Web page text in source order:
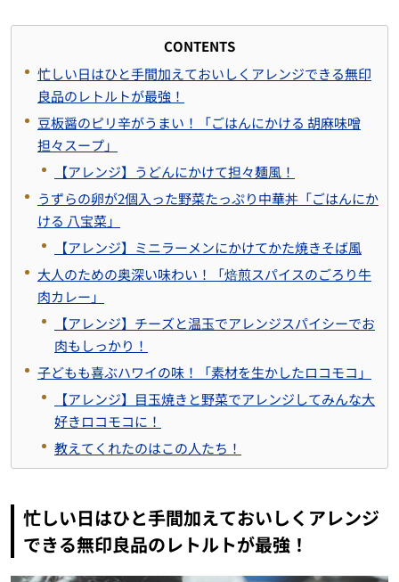
CONTENTS
忙しい日はひと手間加えておいしくアレンジできる無印
良品のレトルトが最強！
豆板醤のピリ辛がうまい！「ごはんにかける 胡麻味噌
担々スープ」
【アレンジ】うどんにかけて担々麺風！
うずらの卵が2個入った野菜たっぷり中華丼「ごはんにか
ける 八宝菜」
【アレンジ】ミニラーメンにかけてかた焼きそば風
大人のための奥深い味わい！「焙煎スパイスのごろり牛
肉カレー」
【アレンジ】チーズと温玉でアレンジスパイシーでお
肉もしっかり！
子どもも喜ぶハワイの味！「素材を生かしたロコモコ」
【アレンジ】目玉焼きと野菜でアレンジしてみんな大
好きロコモコに！
教えてくれたのはこの人たち！
忙しい日はひと手間加えておいしくアレンジ
できる無印良品のレトルトが最強！